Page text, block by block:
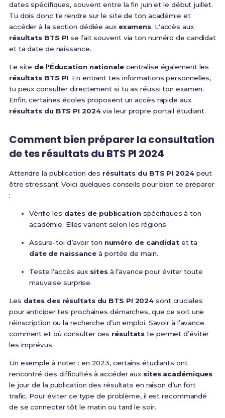
dates spécifiques, souvent entre la fin juin et le début juillet.
Tu dois donc te rendre sur le site de ton académie et
accéder à la section dédiée aux examens. L'accès aux
résultats BTS PI se fait souvent via ton numéro de candidat
et ta date de naissance.
Le site de l'Éducation nationalecentralise également les
résultats BTS PI. En entrant tes informations personnelles,
tu peux consulter directement si tu as réussi ton examen.
Enfin, certaines écoles proposent un accès rapide aux
résultats du BTS PI 2024via leur propre portail étudiant.
Comment bien préparer la consultation
de tes résultats du BTS PI 2024
Attendre la publication des résultats du BTS PI 2024peut
être stressant. Voici quelques conseils pour bien te préparer
:
Vérifie les dates de publicationspécifiques à ton
académie. Elles varient selon les régions.
Assure-toi d’avoir ton numéro de candidatet ta
date de naissance à portée de main.
Teste l’accès aux sitesà l’avance pour éviter toute
mauvaise surprise.
Les dates des résultats du BTS PI 2024 sont cruciales
pour anticiper tes prochaines démarches, que ce soit une
réinscription ou la recherche d’un emploi. Savoir à l’avance
comment et où consulter ces résultats te permet d’éviter
les imprévus.
Un exemple à noter : en 2023, certains étudiants ont
rencontré des difficultés à accéder aux sites académiques
le jour de la publication des résultats en raison d’un fort
trafic. Pour éviter ce type de problème, il est recommandé
de se connecter tôt le matin ou tard le soir.